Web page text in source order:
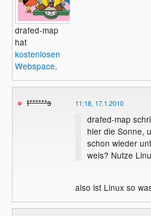
drafed-map
hat
kostenlosen
Webspace.
t******s 11:18, 17.1.2010
drafed-map
hier die Sonne,
schon wieder
weis? Nutze
also ist Linux so